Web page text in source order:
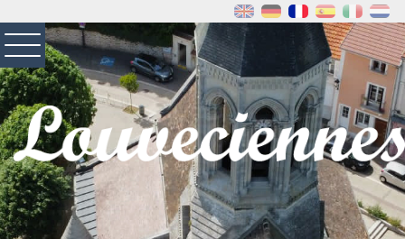
MENU
PRINCIPAL
Visiter la page accueil du site de Louveciennes